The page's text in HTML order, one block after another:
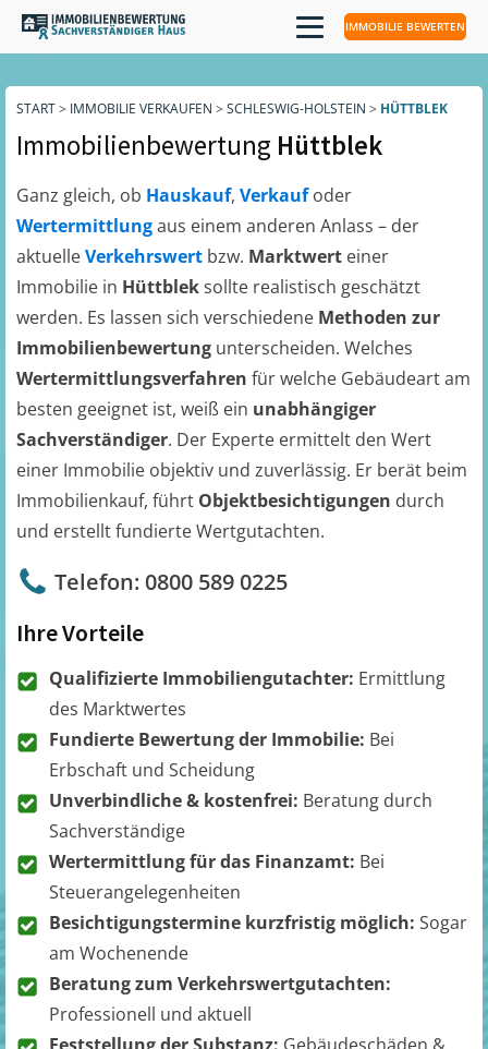
IMMOBILIE BEWERTEN
START> IMMOBILIE VERKAUFEN > SCHLESWIG-HOLSTEIN > HÜTTBLEK
Immobilienbewertung Hüttblek
Ganz gleich, ob Hauskauf, Verkaufoder
Wertermittlungaus einem anderen Anlass – der
aktuelleVerkehrswert bzw. Marktwert einer
Immobilie in Hüttbleksollte realistisch geschätzt
werden. Es lassen sich verschiedene Methoden zur
Immobilienbewertung unterscheiden. Welches
Wertermittlungsverfahren für welche Gebäudeart am
besten geeignet ist, weiß ein unabhängiger
Sachverständiger. Der Experte ermittelt den Wert
einer Immobilie objektiv und zuverlässig. Er berät beim
Immobilienkauf, führt Objektbesichtigungen durch
und erstellt fundierte Wertgutachten.
Telefon: 0800 589 0225
Ihre Vorteile
Qualifizierte Immobiliengutachter: Ermittlung
des Marktwertes
Fundierte Bewertung der Immobilie: Bei
Erbschaft und Scheidung
Unverbindliche & kostenfrei: Beratung durch
Sachverständige
Wertermittlung für das Finanzamt: Bei
Steuerangelegenheiten
Besichtigungstermine kurzfristig möglich: Sogar
am Wochenende
Beratung zum Verkehrswertgutachten:
Professionell und aktuell